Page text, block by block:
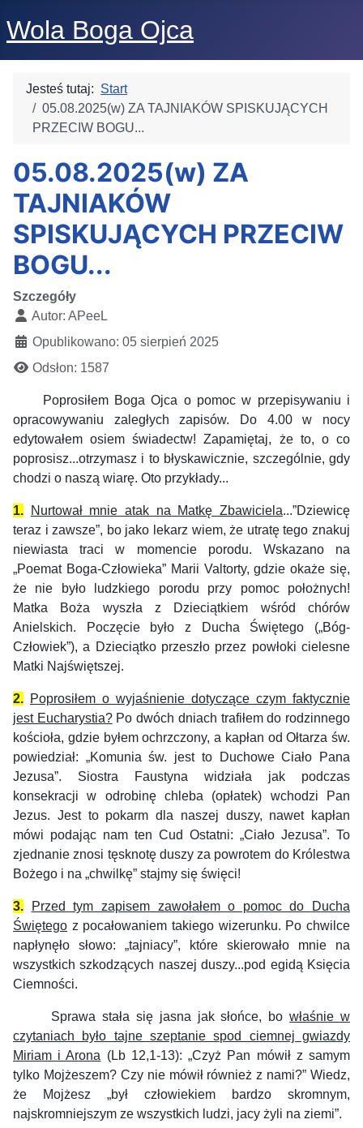
Wola Boga Ojca
Jesteś tutaj: Start
05.08.2025(w) ZA TAJNIAKÓW SPISKUJĄCYCH
PRZECIW BOGU...
05.08.2025(w) ZA
TAJNIAKÓW
SPISKUJĄCYCH PRZECIW
BOGU...
Szczegóły
Autor: APeeL
Opublikowano: 05 sierpień 2025
Odsłon: 1587
Poprosiłem Boga Ojca o pomoc w przepisywaniu i
opracowywaniu zaległych zapisów. Do 4.00 w nocy
edytowałem osiem świadectw! Zapamiętaj, że to, o co
poprosisz...otrzymasz i to błyskawicznie, szczególnie, gdy
chodzi o naszą wiarę. Oto przykłady...
1. Nurtował mnie atak na Matkę Zbawiciela...”Dziewicę
teraz i zawsze”, bo jako lekarz wiem, że utratę tego znakuj
niewiasta traci w momencie porodu. Wskazano na
„Poemat Boga-Człowieka” Marii Valtorty, gdzie okaże się,
że nie było ludzkiego porodu przy pomoc położnych!
Matka Boża wyszła z Dzieciątkiem wśród chórów
Anielskich. Poczęcie było z Ducha Świętego („Bóg-
Człowiek”), a Dzieciątko przeszło przez powłoki cielesne
Matki Najświętszej.
2. Poprosiłem o wyjaśnienie dotyczące czym faktycznie
jest Eucharystia?Po dwóch dniach trafiłem do rodzinnego
kościoła, gdzie byłem ochrzczony, a kapłan od Ołtarza św.
powiedział: „Komunia św. jest to Duchowe Ciało Pana
Jezusa”. Siostra Faustyna widziała jak podczas
konsekracji w odrobinę chleba (opłatek) wchodzi Pan
Jezus. Jest to pokarm dla naszej duszy, nawet kapłan
mówi podając nam ten Cud Ostatni: „Ciało Jezusa”. To
zjednanie znosi tęsknotę duszy za powrotem do Królestwa
Bożego i na „chwilkę” stajmy się święci!
3.
Przed tym zapisem zawołałem o pomoc do Ducha
Świętego z pocałowaniem takiego wizerunku. Po chwilce
napłynęło słowo: „tajniacy”, które skierowało mnie na
wszystkich szkodzących naszej duszy...pod egidą Księcia
Ciemności.
Sprawa stała się jasna jak słońce, bowłaśnie w
czytaniach było tajne szeptanie spod ciemnej gwiazdy
Miriam i Arona (Lb 12,1-13): „Czyż Pan mówił z samym
tylko Mojżeszem? Czy nie mówił również z nami?” Wiedz,
że Mojżesz „był człowiekiem bardzo skromnym,
najskromniejszym ze wszystkich ludzi, jacy żyli na ziemi”.